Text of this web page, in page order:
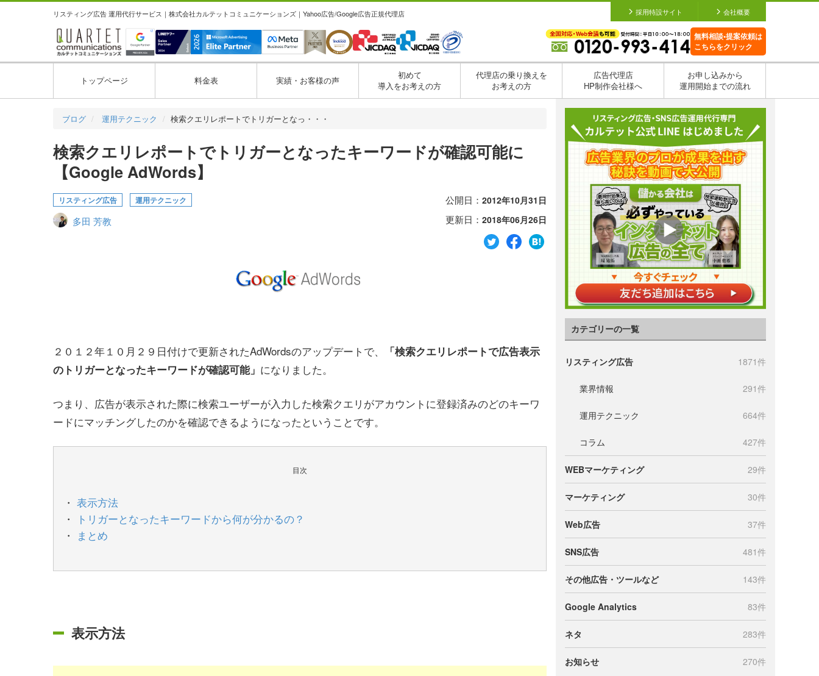
リスティング広告 運用代行サービス｜株式会社カルテットコミュニケーションズ｜Yahoo広告/Google広告正規代理店 採用特設サイト 会社概要
無料相談•提案依頼は
こちらをクリック
トップページ 料金表 実績・お客様の声
初めて
導入をお考えの方
代理店の乗り換えを
お考えの方
広告代理店
HP制作会社様へ
お申し込みから
運用開始までの流れ
ブログ 運用テクニック 検索クエリレポートでトリガーとなっ・・・
検索クエリレポートでトリガーとなったキーワードが確認可能に
【Google AdWords】
リスティング広告 運用テクニック
多田 芳教
公開日： 2012年10月31日
更新日： 2018年06月26日
２０１２年１０月２９日付けで更新されたAdWordsのアップデートで、
「検索クエリレポートで広告表示
のトリガーとなったキーワードが確認可能」 になりました。
つまり、広告が表示された際に検索ユーザーが入力した検索クエリがアカウントに登録済みのどのキーワ
ードにマッチングしたのかを確認できるようになったということです。
目次
表示方法
トリガーとなったキーワードから何が分かるの？
まとめ
表示方法
カテゴリーの一覧
リスティング広告 1871件
業界情報 291件
運用テクニック 664件
コラム 427件
WEBマーケティング 29件
マーケティング 30件
Web広告 37件
SNS広告 481件
その他広告・ツールなど 143件
Google Analytics 83件
ネタ 283件
お知らせ 270件